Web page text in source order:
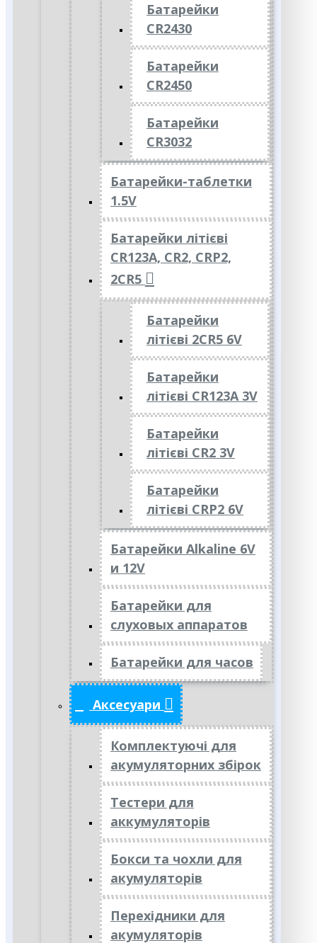
Батарейки
CR2430
Батарейки
CR2450
Батарейки
CR3032
Батарейки-таблетки
1.5V
Батарейки літієві
CR123A, CR2, CRP2,
2CR5
Батарейки
літієві 2CR5 6V
Батарейки
літієві CR123A 3V
Батарейки
літієві CR2 3V
Батарейки
літієві CRP2 6V
Батарейки Alkaline 6V
и 12V
Батарейки для
слуховых аппаратов
Батарейки для часов
Аксесуари
Комплектуючі для
акумуляторних збірок
Тестери для
аккумуляторів
Бокси та чохли для
акумуляторів
Перехідники для
акумуляторів